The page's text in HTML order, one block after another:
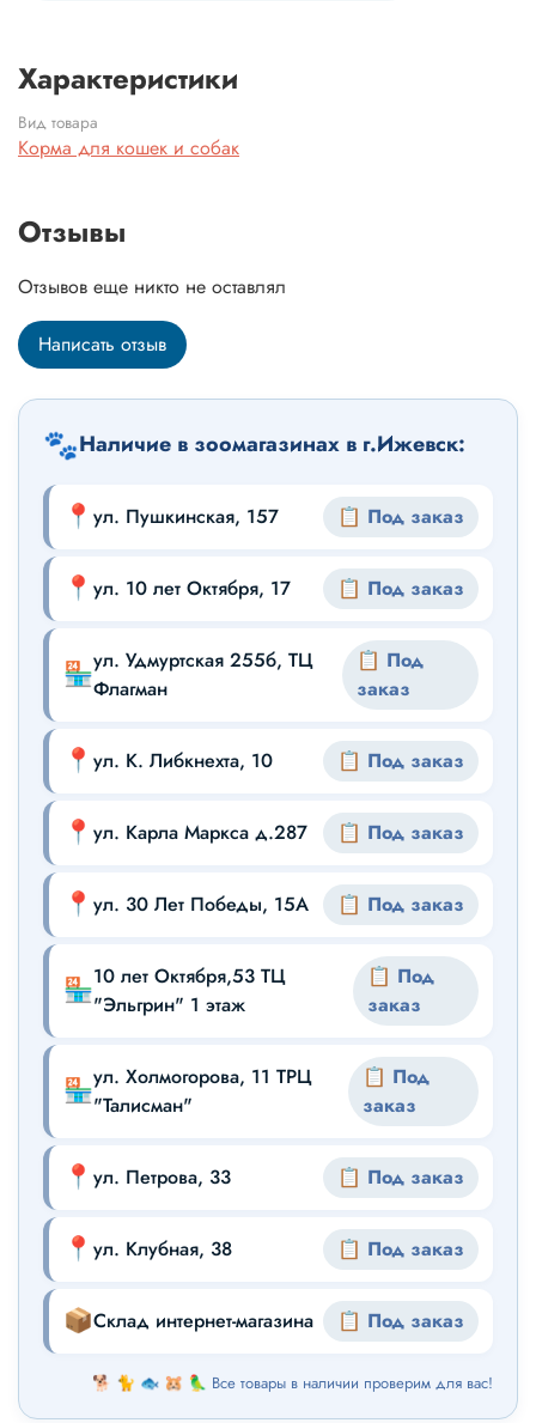
Характеристики
Вид товара
Корма для кошек и собак
Отзывы
Отзывов еще никто не оставлял
Написать отзыв
🐾Наличие в зоомагазинах в г.Ижевск:
📍 ул. Пушкинская, 157 📋 Под заказ
📍 ул. 10 лет Октября, 17 📋 Под заказ
🏪ул. Удмуртская 255б, ТЦ
Флагман
📋 Под
заказ
📍 ул. К. Либкнехта, 10 📋 Под заказ
📍 ул. Карла Маркса д.287 📋 Под заказ
📍 ул. 30 Лет Победы, 15А 📋 Под заказ
🏪10 лет Октября,53 ТЦ
"Эльгрин" 1 этаж
📋 Под
заказ
🏪ул. Холмогорова, 11 ТРЦ
"Талисман"
📋 Под
заказ
📍 ул. Петрова, 33 📋 Под заказ
📍 ул. Клубная, 38 📋 Под заказ
📦Склад интернет-магазина 📋 Под заказ
🐕 🐈 🐟 🐹 🦜 Все товары в наличии проверим для вас!